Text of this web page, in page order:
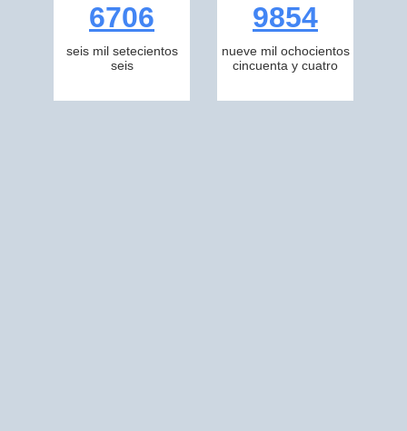
6706
seis mil setecientos
seis
9854
nueve mil ochocientos
cincuenta y cuatro